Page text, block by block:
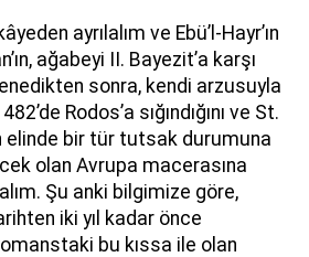
ayrılalım ve Ebü’l-Hayr’ın
ağabeyi II. Bayezit’a karşı
sonra, kendi arzusuyla
Rodos’a sığındığını ve St.
elinde bir tür tutsak durumuna
olan Avrupa macerasına
Şu anki bilgimize göre,
iki yıl kadar önce
bu kıssa ile olan